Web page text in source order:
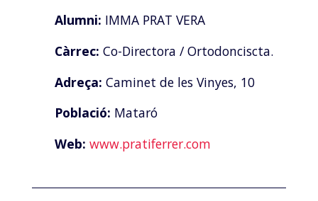
Alumni: IMMA PRAT VERA
Càrrec: Co-Directora / Ortodonciscta.
Adreça: Caminet de les Vinyes, 10
Població: Mataró
Web: www.pratiferrer.com